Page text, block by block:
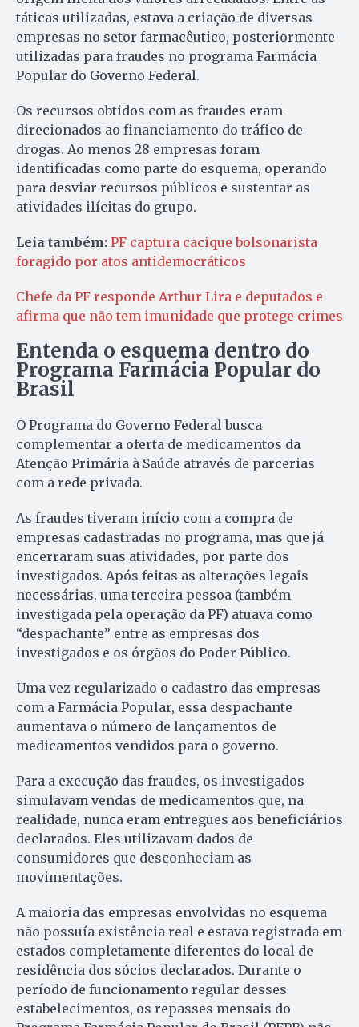
táticas utilizadas, estava a criação de diversas
empresas no setor farmacêutico, posteriormente
utilizadas para fraudes no programa Farmácia
Popular do Governo Federal.
Os recursos obtidos com as fraudes eram
direcionados ao financiamento do tráfico de
drogas. Ao menos 28 empresas foram
identificadas como parte do esquema, operando
para desviar recursos públicos e sustentar as
atividades ilícitas do grupo.
Leia também: PF captura cacique bolsonarista
foragido por atos antidemocráticos
Chefe da PF responde Arthur Lira e deputados e
afirma que não tem imunidade que protege crimes
Entenda o esquema dentro do
Programa Farmácia Popular do
Brasil
O Programa do Governo Federal busca
complementar a oferta de medicamentos da
Atenção Primária à Saúde através de parcerias
com a rede privada.
As fraudes tiveram início com a compra de
empresas cadastradas no programa, mas que já
encerraram suas atividades, por parte dos
investigados. Após feitas as alterações legais
necessárias, uma terceira pessoa (também
investigada pela operação da PF) atuava como
“despachante” entre as empresas dos
investigados e os órgãos do Poder Público.
Uma vez regularizado o cadastro das empresas
com a Farmácia Popular, essa despachante
aumentava o número de lançamentos de
medicamentos vendidos para o governo.
Para a execução das fraudes, os investigados
simulavam vendas de medicamentos que, na
realidade, nunca eram entregues aos beneficiários
declarados. Eles utilizavam dados de
consumidores que desconheciam as
movimentações.
A maioria das empresas envolvidas no esquema
não possuía existência real e estava registrada em
estados completamente diferentes do local de
residência dos sócios declarados. Durante o
período de funcionamento regular desses
estabelecimentos, os repasses mensais do